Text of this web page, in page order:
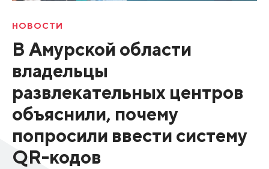
НОВОСТИ
В Амурской области
владельцы
развлекательных центров
объяснили, почему
попросили ввести систему
QR-кодов